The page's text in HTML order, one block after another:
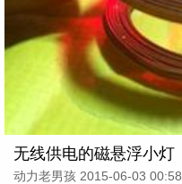
无线供电的磁悬浮小灯
动力老男孩 2015-06-03 00:58